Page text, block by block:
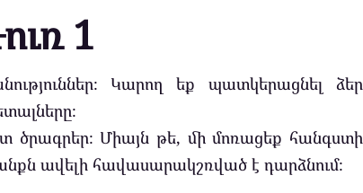
1
Կարող եք պատկերացնել ձեր
ծրագրեր։ Միայն թե, մի մոռացեք հանգստի
ավելի հավասարակշռված է դարձնում։